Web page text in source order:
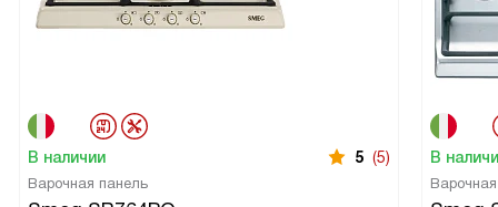
В наличии 5 (5)
Варочная панель
В